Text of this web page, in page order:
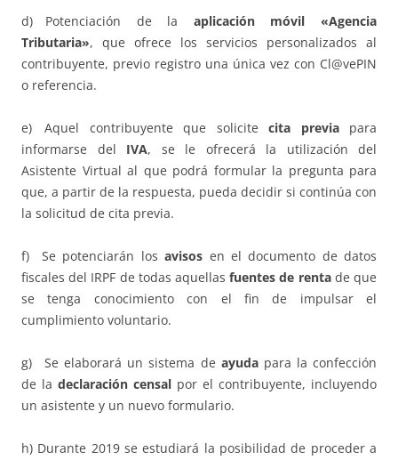
d) Potenciación de la aplicación móvil «Agencia
Tributaria», que ofrece los servicios personalizados al
contribuyente, previo registro una única vez con Cl@vePIN
o referencia.
e) Aquel contribuyente que solicite cita previapara
informarse del IVA, se le ofrecerá la utilización del
Asistente Virtual al que podrá formular la pregunta para
que, a partir de la respuesta, pueda decidir si continúa con
la solicitud de cita previa.
f) Se potenciarán losavisos en el documento de datos
fiscales del IRPF de todas aquellasfuentes de rentade que
se tenga conocimiento con el fin de impulsar el
cumplimiento voluntario.
g) Se elaborará un sistema de ayudapara la confección
de la declaración censal por el contribuyente, incluyendo
un asistente y un nuevo formulario.
h) Durante 2019 se estudiará la posibilidad de proceder a